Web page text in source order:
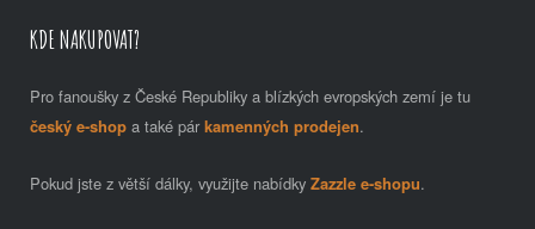
KDE NAKUPOVAT?
Pro fanoušky z České Republiky a blízkých evropských zemí je tu
český e-shopa také pár kamenných prodejen.
Pokud jste z větší dálky, využijte nabídky Zazzle e-shopu.